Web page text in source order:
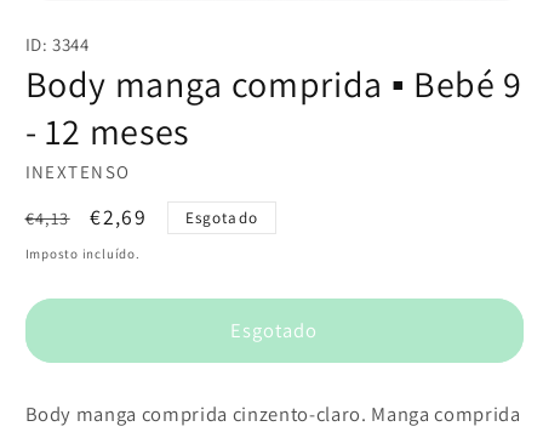
multimédia
em
modal
ID: 3344
Body manga comprida ▪️ Bebé 9
- 12 meses
INEXTENSO
Preço
normal
€4,13
Preço
de
€2,69 Esgotado
Imposto incluído.
Esgotado
Body manga comprida cinzento-claro. Manga comprida